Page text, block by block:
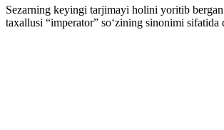
Sezarning keyingi tarjimayi holini yoritib
taxallusi “imperator” soʻzining sinonimi